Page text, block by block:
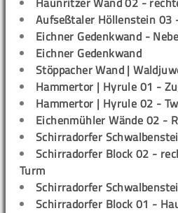
Aufseßtaler Höllenstein
Eichner Gedenkwand -
Eichner Gedenkwand
Stöppacher Wand |
Hammertor | Hyrule 01 -
Hammertor | Hyrule 02 -
Eichenmühler Wände 02 -
Schirradorfer
Schirradorfer Block 02 -
Turm
Schirradorfer
Schirradorfer Block 01 -